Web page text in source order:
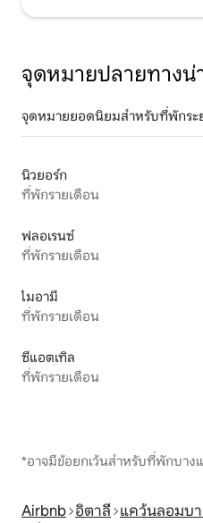
จุดหมายปลายทางน่
จุดหมายยอดนิยมสำหรับที่พักระ
นิวยอร์ก
ที่พักรายเดือน
ฟลอเรนซ์
ที่พักรายเดือน
ไมอามี
ที่พักรายเดือน
ซีแอตเทิล
ที่พักรายเดือน
*อาจมีข้อยกเว้นสำหรับที่พักบาง
Airbnb อิตาลี แคว้นลอมบา